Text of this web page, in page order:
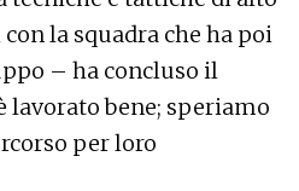
la squadra che ha poi
– ha concluso il
lavorato bene; speriamo
per loro